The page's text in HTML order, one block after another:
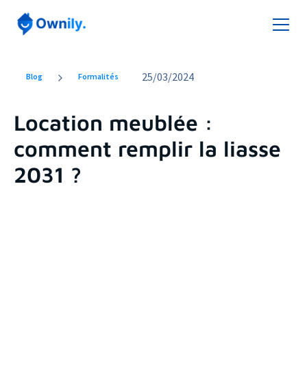
Blog Formalités 25/03/2024
Location meublée :
comment remplir la liasse
2031 ?